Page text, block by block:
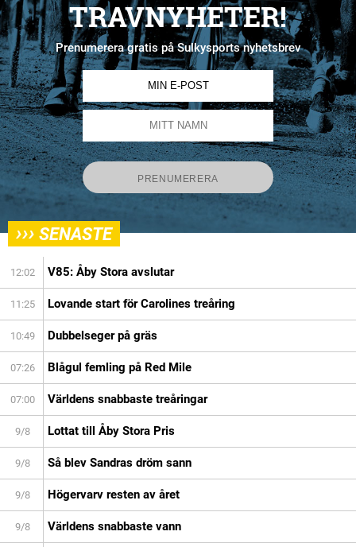
TRAVNYHETER!
Prenumerera gratis på Sulkysports nyhetsbrev
››› SENASTE
12:02 V85: Åby Stora avslutar
11:25 Lovande start för Carolines treåring
10:49 Dubbelseger på gräs
07:26 Blågul femling på Red Mile
07:00 Världens snabbaste treåringar
9/8 Lottat till Åby Stora Pris
9/8 Så blev Sandras dröm sann
9/8 Högervarv resten av året
9/8 Världens snabbaste vann